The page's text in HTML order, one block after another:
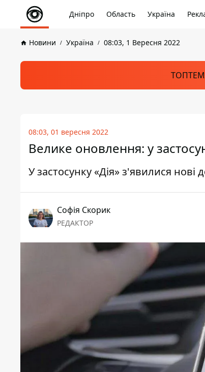
Дніпро Область Україна
Новини Україна 08:03, 1 Вересня 2022
08:03, 01 вересня 2022
Велике оновлення: у
У застосунку «Дія» з'явилися нові
Софія Скорик
РЕДАКТОР